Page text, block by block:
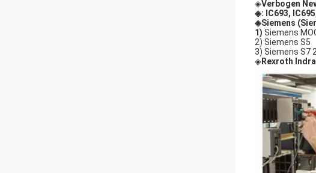
◈Verbogen
◈: IC693,
◈Siemens
1) Siemens
2) Siemens S5
3) Siemens S7
◈Rexroth